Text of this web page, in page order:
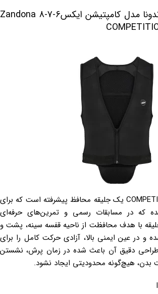
جلیقه مسابقه‌ای زاندونا مدل کامپتیشن ایکس6-7-8 Zandona
COMPETITION VEST X6–7–8 یک جلیقه محافظ پیشرفته است که برای
که در مسابقات رسمی و تمرین‌های حرفه‌ای
با هدف محافظت از ناحیه قفسه سینه، پشت و
و در عین ایمنی بالا، آزادی حرکت کامل را برای
دقیق آن باعث شده در زمان پرش، نشستن
بدن، هیچ‌گونه محدودیتی ایجاد نشود.